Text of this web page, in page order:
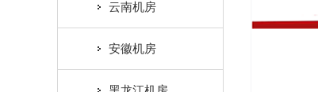
云南机房
安徽机房